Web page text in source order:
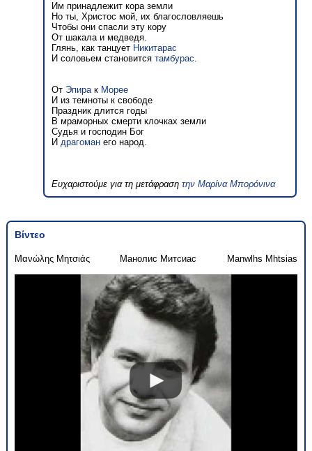
Им принадлежит кора земли
Но ты, Христос мой, их благословляешь
Чтобы они спасли эту кору
От шакала и медведя.
Глянь, как танцует Никитарас
И соловьем становитсятамбурас.
От Эпирак Морее
И из темноты к свободе
Праздник длится годы
В мраморных смерти клочках земли
Судья и господин Бог
Идрагоман его народ.
Ευχαριστούμε για τη μετάφρασητην Μαρίνα Μπορόνινα
Βίντεο
Μανώλης Μητσιάς Манолис Митсиас Manwlhs Mhtsias